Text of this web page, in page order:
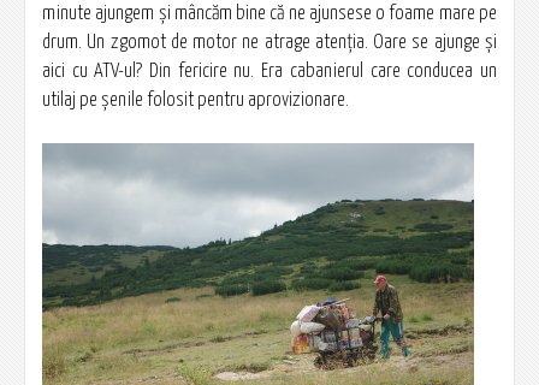
minute ajungem şi mâncăm bine că ne ajunsese o foame mare pe
drum. Un zgomot de motor ne atrage atenţia. Oare se ajunge şi
aici cu ATV-ul? Din fericire nu. Era cabanierul care conducea un
utilaj pe şenile folosit pentru aprovizionare.